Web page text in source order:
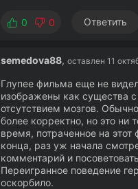
0 0 Ответить
semedova88, оставлен 11
Глупее фильма еще не
изображены как существа
отсутствием мозгов.
более корректно, но это ни
время, потраченное на
конца, раз уж начала
комментарий и
Переигранное поведение
оскорбило.